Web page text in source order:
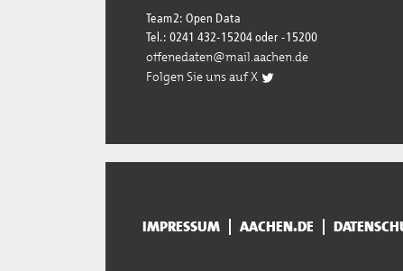
Team2: Open Data
Tel.: 0241 432-15204 oder -15200
offenedaten@mail.aachen.de
Folgen Sie uns auf X
IMPRESSUM AACHEN.DE